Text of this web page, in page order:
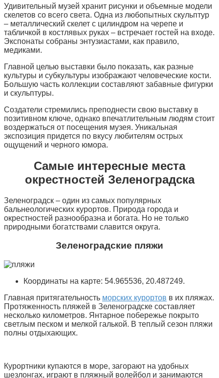
Удивительный музей хранит рисунки и объемные модели
скелетов со всего света. Одна из любопытных скульптур
– металлический скелет с цилиндром на черепе и
табличкой в костлявых руках – встречает гостей на входе.
Экспонаты собраны энтузиастами, как правило,
медиками.
Главной целью выставки было показать, как разные
культуры и субкультуры изображают человеческие кости.
Большую часть коллекции составляют забавные фигурки
и скульптуры.
Создатели стремились преподнести свою выставку в
позитивном ключе, однако впечатлительным людям стоит
воздержаться от посещения музея. Уникальная
экспозиция придется по вкусу любителям острых
ощущений и черного юмора.
Самые интересные места
окрестностей Зеленоградска
Зеленоградск – один из самых популярных
бальнеологических курортов. Природа города и
окрестностей разнообразна и богата. Но не только
природными богатствами славится округа.
Зеленоградские пляжи
Координаты на карте: 54.965536, 20.487249.
Главная притягательность морских курортов в их пляжах.
Протяженность пляжей в Зеленоградске составляет
несколько километров. Янтарное побережье покрыто
светлым песком и мелкой галькой. В теплый сезон пляжи
полны отдыхающих.
Курортники купаются в море, загорают на удобных
шезлонгах, играют в пляжный волейбол и занимаются